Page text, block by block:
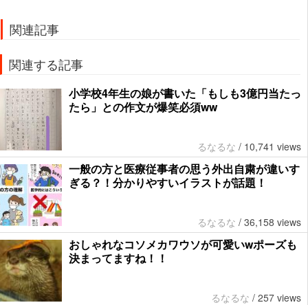
関連記事
関連する記事
小学校4年生の娘が書いた「もしも3億円当たっ
たら」との作文が爆笑必須ww
るなるな / 10,741 views
一般の方と医療従事者の思う外出自粛が違いす
ぎる？！分かりやすいイラストが話題！
るなるな / 36,158 views
おしゃれなコソメカワウソが可愛いwポーズも
決まってますね！！
るなるな / 257 views